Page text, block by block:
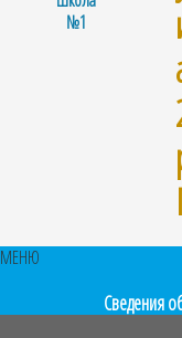
МЕНЮ
Сведения